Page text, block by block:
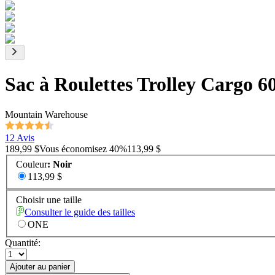
Sac à Roulettes Trolley Cargo
Mountain Warehouse
12 Avis
189,99 $Vous économisez 40%113,99 $
Couleur: Noir
113,99 $
Choisir une taille
Consulter le guide des tailles
ONE
Quantité:
Ajouter au panier